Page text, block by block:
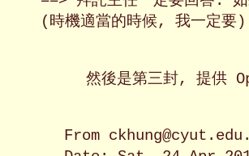
(時機適當的時候, 我一定
然後是第三封, 提供
From